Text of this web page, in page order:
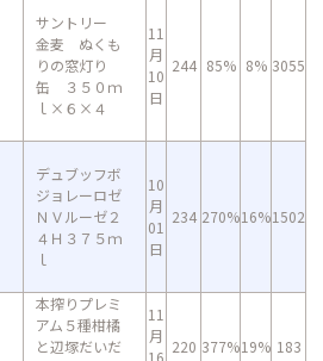
サントリー
金麦 ぬくも
りの窓灯り
缶 ３５０ｍ
ｌ×６×４
11
月
10
日
244 85% 8% 3055
デュブッフボ
ジョレーロゼ
ＮＶルーゼ２
４Ｈ３７５ｍ
ｌ
10
月
01
日
234 270%16%1502
本搾りプレミ
アム５種柑橘
と辺塚だいだ
11
月
16
220 377%19% 183